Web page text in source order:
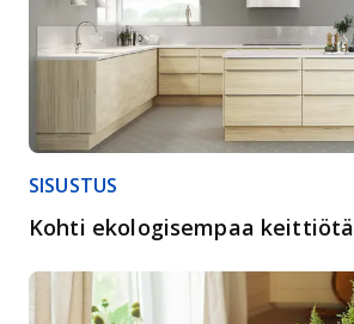
SISUSTUS
Kohti ekologisempaa keittiötä